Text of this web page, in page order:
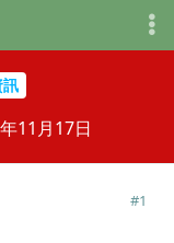
11月17日
#1